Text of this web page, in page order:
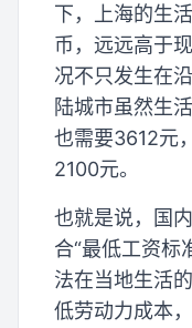
下，上海的生
币，远远高于
况不只发生在
陆城市虽然生
也需要3612元
2100元。
也就是说，国
合“最低工资标
法在当地生活
低劳动力成本